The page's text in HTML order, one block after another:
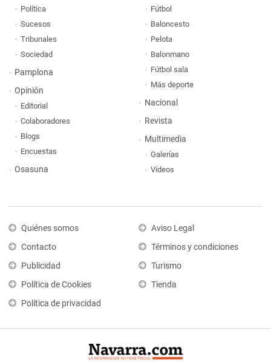
Política
Sucesos
Tribunales
Sociedad
Pamplona
Opinión
Editorial
Colaboradores
Blogs
Encuestas
Osasuna
Fútbol
Baloncesto
Pelota
Balonmano
Fútbol sala
Más deporte
Nacional
Revista
Multimedia
Galerías
Vídeos
Quiénes somos
Contacto
Publicidad
Política de Cookies
Política de privacidad
Aviso Legal
Términos y condiciones
Turismo
Tienda